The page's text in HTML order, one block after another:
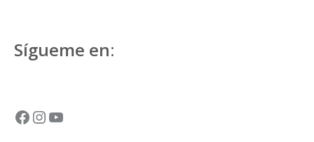
Sígueme en:
Facebook
Instagram
YouTube